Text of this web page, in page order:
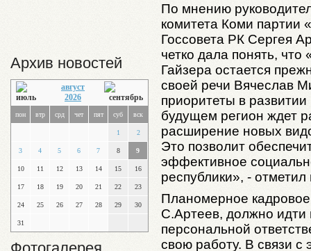
Архив новостей
август
2026
пон втр срд чет пят суб вск
1 2
3 4 5 6 7 8 9
10 11 12 13 14 15 16
17 18 19 20 21 22 23
24 25 26 27 28 29 30
31
По мнению
комитета Коми партии
Госсовета РК Сергея
четко дала понять, что
Гайзера остается
своей речи Вячеслав
приоритеты в
будущем регион ждет
расширение новых
Это позволит
эффективное
республики», - отметил
Планомерное
С.Артеев, должно идти
персональной
свою работу. В связи с